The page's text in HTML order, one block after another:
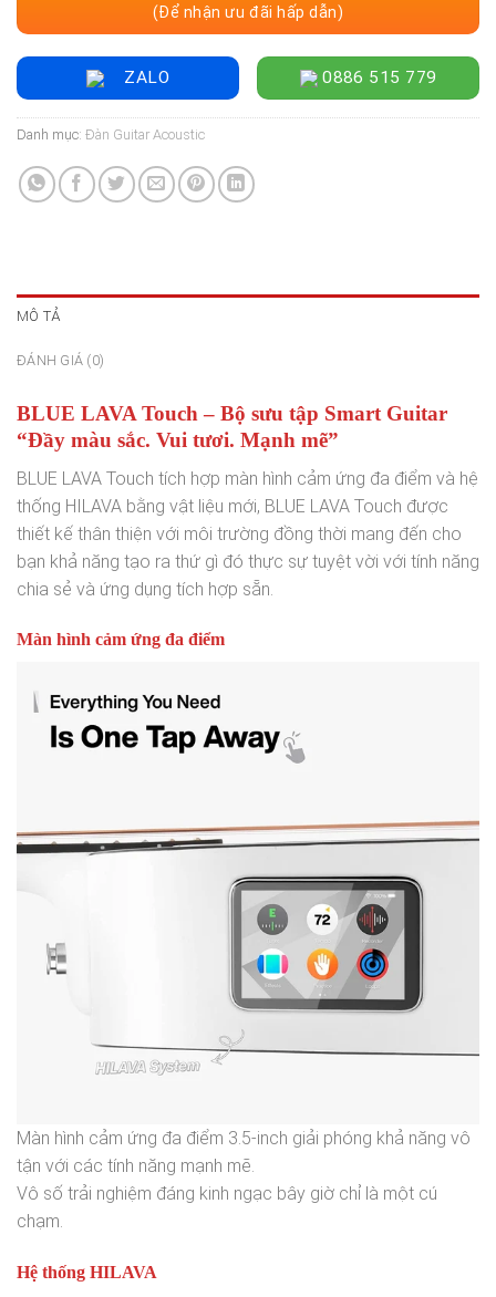
(Để nhận ưu đãi hấp dẫn)
ZALO 0886 515 779
Danh mục: Đàn Guitar Acoustic
MÔ TẢ
ĐÁNH GIÁ (0)
BLUE LAVA Touch – Bộ sưu tập Smart Guitar
“Đầy màu sắc. Vui tươi. Mạnh mẽ”
BLUE LAVA Touch tích hợp màn hình cảm ứng đa điểm và hệ
thống HILAVA bằng vật liệu mới, BLUE LAVA Touch được
thiết kế thân thiện với môi trường đồng thời mang đến cho
bạn khả năng tạo ra thứ gì đó thực sự tuyệt vời với tính năng
chia sẻ và ứng dụng tích hợp sẵn.
Màn hình cảm ứng đa điểm
Màn hình cảm ứng đa điểm 3.5-inch giải phóng khả năng vô
tận với các tính năng mạnh mẽ.
Vô số trải nghiệm đáng kinh ngạc bây giờ chỉ là một cú
chạm.
Hệ thống HILAVA